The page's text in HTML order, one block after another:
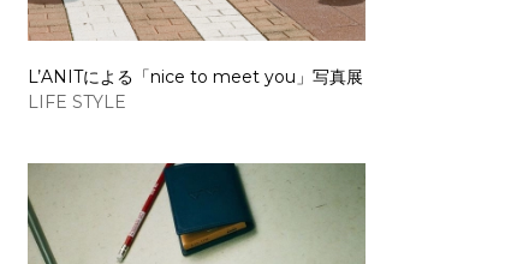
L’ANITによる「nice to meet you」写真展
LIFE STYLE